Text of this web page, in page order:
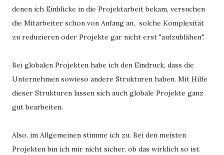
denen ich Einblicke in die Projektarbeit bekam, versuchen
die Mitarbeiter schon von Anfang an, solche Komplexität
zu reduzieren oder Projekte gar nicht erst "aufzublähen".
Bei globalen Projekten habe ich den Eindruck, dass die
Unternehmen sowieso andere Strukturen haben. Mit Hilfe
dieser Strukturen lassen sich auch globale Projekte ganz
gut bearbeiten.
Also, im Allgemeinen stimme ich zu. Bei den meisten
Projekten bin ich mir nicht sicher, ob das wirklich so ist.